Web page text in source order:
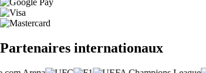
Partenaires internationaux